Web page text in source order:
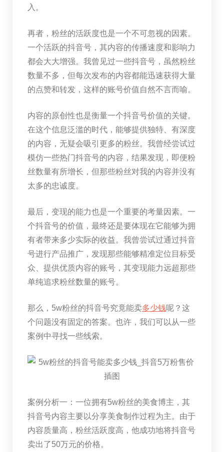
入。
再者，粉丝的活跃度也是一个不可忽视的因素。
一个活跃的抖音号，其内容的传播速度和影响力
都会大大增强。我曾见过一些抖音号，虽然粉丝
数量不多，但每次发布的内容都能迅速获得大量
的点赞和转发，这样的账号价值自然不言而喻。
内容的原创性也是衡量一个抖音号价值的关键。
在这个信息泛滥的时代，能够提供独特、有深度
的内容，无疑会吸引更多的粉丝。我曾经尝试过
模仿一些热门抖音号的内容，结果发现，即便粉
丝数量有所增长，但那些粉丝对我的内容并没有
太多的忠诚度。
最后，变现的能力也是一个重要的考量因素。一
个抖音号的价值，最终还是要体现在它能够为拥
有者带来多少实际的收益。我曾尝试过通过抖音
号进行产品推广，发现那些能够精准定位目标受
众、提供优质内容的账号，其变现能力远超那些
单纯追求粉丝数量的账号。
那么，5w粉丝的抖音号究竟能卖多少钱呢？这
个问题没有固定的答案。也许，我们可以从一些
案例中寻找一些线索。
案例分析一：一位拥有5w粉丝的美食博主，其
抖音号内容主要以分享美食制作过程为主。由于
内容质量高，粉丝活跃度高，他成功地将抖音号
卖出了50万元的价格。